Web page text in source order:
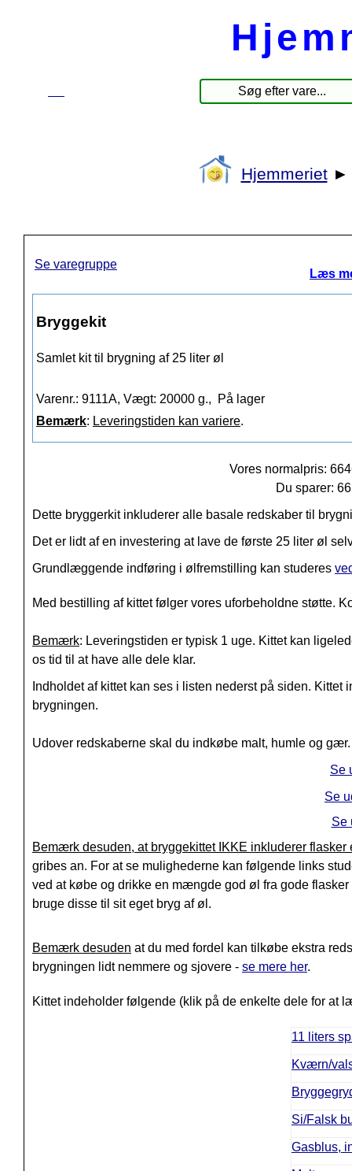
Hjemmeriet
Se varegruppe
Læs
Bryggekit
Samlet kit til brygning af 25 liter øl
Varenr.: 9111A, Vægt: 20000 g.,
På lager
Bemærk: Leveringstiden kan variere.
Vores normalpris:
Du sparer:
Dette bryggerkit inkluderer alle basale redskaber til
Det er lidt af en investering at lave de første 25 liter øl
Grundlæggende indføring i ølfremstilling kan studeres
Med bestilling af kittet følger vores uforbeholdne støtte.
Bemærk: Leveringstiden er typisk 1 uge. Kittet kan
os tid til at have alle dele klar.
Indholdet af kittet kan ses i listen nederst på siden.
brygningen.
Udover redskaberne skal du indkøbe malt, humle og gær.
Se
Se
Se
Bemærk desuden, at bryggekittet IKKE inkluderer flasker
gribes an. For at se mulighederne kan følgende links
ved at købe og drikke en mængde god øl fra gode
bruge disse til sit eget bryg af øl.
Bemærk desuden at du med fordel kan tilkøbe ekstra
brygningen lidt nemmere og sjovere - se mere her.
Kittet indeholder følgende (klik på de enkelte dele for at
11 liters
Kværn/
Si/Falsk
Gasblus,